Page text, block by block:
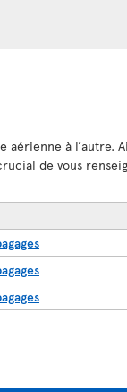
à l’autre.
de vous